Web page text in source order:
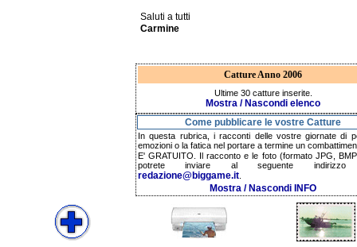
Saluti a tutti
Carmine
Catture Anno 2006
Ultime 30 catture inserite.
Mostra / Nascondi elenco
Come pubblicare le vostre Catture
In questa rubrica, i racconti delle vostre giornate di
emozioni o la fatica nel portare a termine un
E' GRATUITO. Il racconto e le foto (formato JPG,
potrete inviare al seguente indirizzo
redazione@biggame.it
Mostra / Nascondi INFO